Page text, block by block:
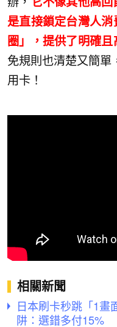
是直接鎖定台灣人
圈」，提供了明確且
免規則也清楚又簡單
用卡！
相關新聞
日本刷卡秒跳「1
阱：選錯多付15%